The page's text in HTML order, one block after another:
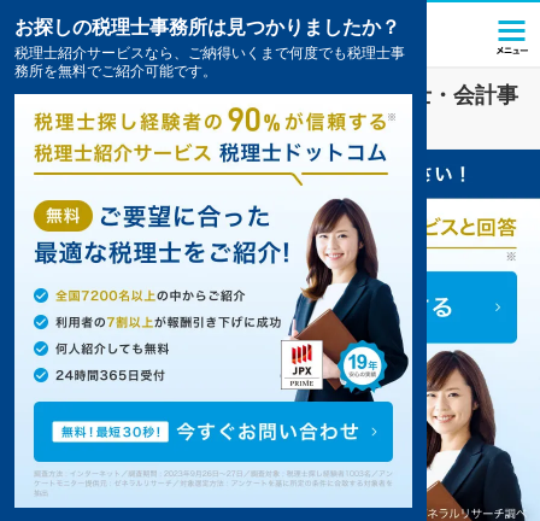
西相生駅(兵庫県)の資金調達を扱う税理士・会計事
務所の一覧
お探しの税理士事務所は見つかりましたか？
税理士紹介サービスなら、ご納得いくまで何度でも税理士事
務所を無料でご紹介可能です。